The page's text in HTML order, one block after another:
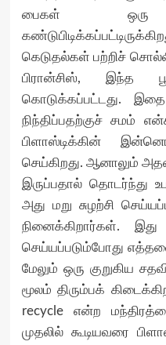
பைகள் ஒரு
கெடுதல்கள் பற்றிச்
பிரான்சிஸ், இந்த
கொடுக்கப்பட்டது. இதை
நிந்திப்பதற்குச் சமம்
பிளாஸ்டிக்கின்
செய்கிறது. ஆனாலும்
இருப்பதால் தொடர்ந்து
அது மறு சுழற்சி
நினைக்கிறார்கள். இது
செய்யப்படும்போது
மேலும் ஒரு குறுகிய
மூலம் திரும்பக்
recycle என்ற
முதலில் கூடியவரை